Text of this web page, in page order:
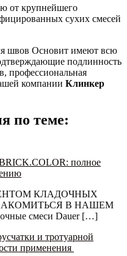
от крупнейшего
сухих смесей
швов Основит имеют всю
подлинность
профессиональная
компании Клинкер
по теме:
полное
КЛАДОЧНЫХ
В НАШЕМ
смеси Dauer […]
и тротуарной
применения